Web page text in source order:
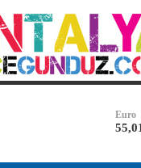
Bist-
Dolar
Euro
Altın